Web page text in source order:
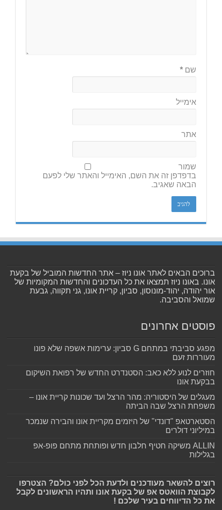
שם*
אימייל
אתר
שמור
בדפדפן זה את השם, האימייל והאתר שלי לפעם
הבאה שאגיב.
ברוכים הבאים לאתר אונו ניוז – אתר החדשות המוביל של בקעת
אונו. באונו ניוז תמצאו את כל העדכונים והחדשות המקומיות של
אור יהודה, יהוד-מונוסון, סביון, קריית אונו, גני תקווה, גבעת
שמואל והסביבה.
פוסטים אחרונים
מפגע סביבתי במתחם G סביון: ערימות אשפה שלא פונו
מעוררות זעם
חוזרים לנוע ללא כאב: הסטנדרט החדש של רפואת השיקום
בבקעת אונו
מעגלים של היסטוריה: מהר הרצל ועד שכונות קריית אונו –
משפחת הרצל שבה הביתה
הסטארטאפ "דונדי" של היזמים מקריית אונו והבירה שנמכר
במיליוני דולרים
ALLIN משיקה חטיף חלבון חדש ופותחת מתחם פופ-אפ
בגלילות
רוצים להשאר מעודכנים ולדעת הכל לפני כולם? הצטרפו
לקבוצת הוואטס אפ של בקעת אונו ותהיו הראשונים לקבל
את כל הדיווחים בעיר שלכם !